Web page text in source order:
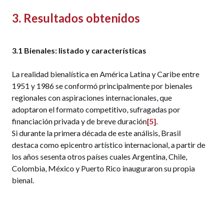
3. Resultados obtenidos
3.1 Bienales: listado y características
La realidad bienalística en América Latina y Caribe entre
1951 y 1986 se conformó principalmente por bienales
regionales con aspiraciones internacionales, que
adoptaron el formato competitivo, sufragadas por
financiación privada y de breve duración[5].
Si durante la primera década de este análisis, Brasil
destaca como epicentro artístico internacional, a partir de
los años sesenta otros países cuales Argentina, Chile,
Colombia, México y Puerto Rico inauguraron su propia
bienal.